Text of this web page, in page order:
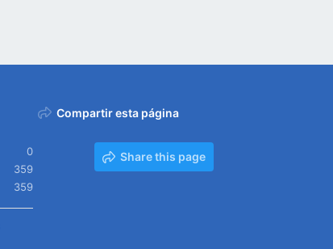
0
359
359
Compartir esta página
Share this page